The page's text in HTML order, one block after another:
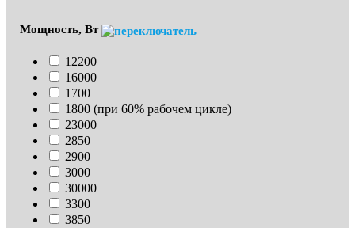
Мощность, Вт
12200
16000
1700
1800 (при 60% рабочем цикле)
23000
2850
2900
3000
30000
3300
3850